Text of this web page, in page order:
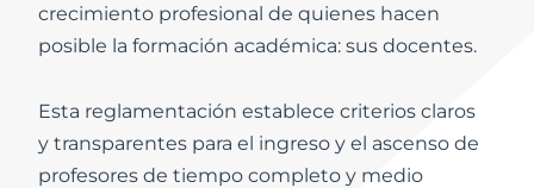
crecimiento profesional de quienes hacen
posible la formación académica: sus docentes.
Esta reglamentación establece criterios claros
y transparentes para el ingreso y el ascenso de
profesores de tiempo completo y medio